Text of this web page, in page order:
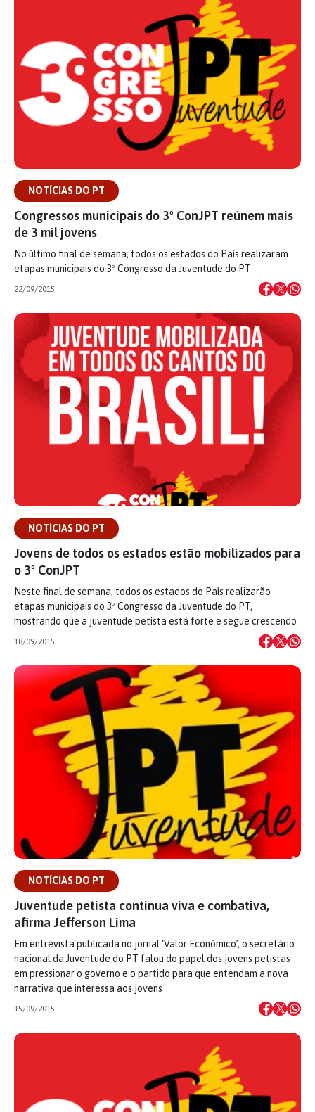
NOTÍCIAS DO PT
Congressos municipais do 3º ConJPT reúnem mais
de 3 mil jovens
No último final de semana, todos os estados do País realizaram
etapas municipais do 3º Congresso da Juventude do PT
22/09/2015
NOTÍCIAS DO PT
Jovens de todos os estados estão mobilizados para
o 3º ConJPT
Neste final de semana, todos os estados do País realizarão
etapas municipais do 3º Congresso da Juventude do PT,
mostrando que a juventude petista está forte e segue crescendo
18/09/2015
NOTÍCIAS DO PT
Juventude petista continua viva e combativa,
afirma Jefferson Lima
Em entrevista publicada no jornal ‘Valor Econômico’, o secretário
nacional da Juventude do PT falou do papel dos jovens petistas
em pressionar o governo e o partido para que entendam a nova
narrativa que interessa aos jovens
15/09/2015